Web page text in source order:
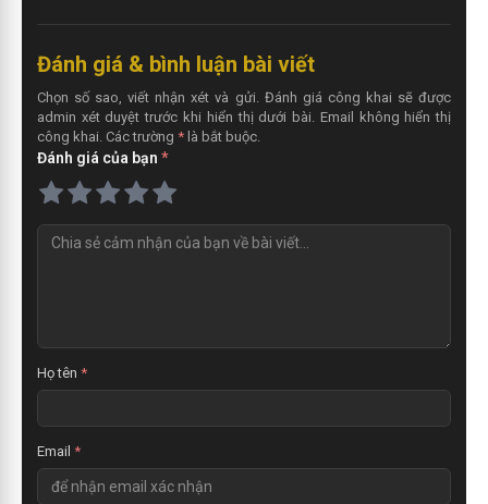
Đánh giá & bình luận bài viết
Chọn số sao, viết nhận xét và gửi. Đánh giá công khai sẽ được
admin xét duyệt trước khi hiển thị dưới bài. Email không hiển thị
công khai. Các trường *là bắt buộc.
Đánh giá của bạn *
é
Họ tên *
Email *